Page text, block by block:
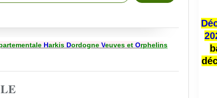
Harkis Dordogne Veuves et Orphelins